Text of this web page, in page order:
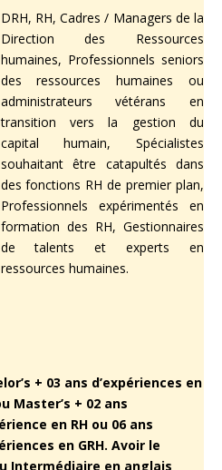
DRH, RH, Cadres / Managers de la
Direction des Ressources
humaines, Professionnels seniors
des ressources humaines ou
administrateurs vétérans en
transition vers la gestion du
capital humain, Spécialistes
souhaitant être catapultés dans
des fonctions RH de premier plan,
Professionnels expérimentés en
formation des RH, Gestionnaires
de talents et experts en
ressources humaines.
+ 03 ans d’expériences en
Master’s + 02 ans
en RH ou 06 ans
en GRH. Avoir le
Intermédiaire en anglais